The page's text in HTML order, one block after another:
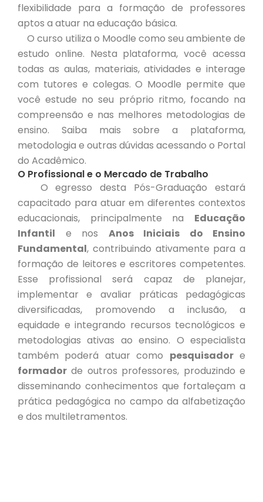
flexibilidade para a formação de professores
aptos a atuar na educação básica.
O curso utiliza o Moodle como seu ambiente de
estudo online. Nesta plataforma, você acessa
todas as aulas, materiais, atividades e interage
com tutores e colegas. O Moodle permite que
você estude no seu próprio ritmo, focando na
compreensão e nas melhores metodologias de
ensino. Saiba mais sobre a plataforma,
metodologia e outras dúvidas acessando o Portal
do Acadêmico.
O Profissional e o Mercado de Trabalho
O egresso desta Pós-Graduação estará
capacitado para atuar em diferentes contextos
educacionais, principalmente na Educação
Infantil e nos Anos Iniciais do Ensino
Fundamental, contribuindo ativamente para a
formação de leitores e escritores competentes.
Esse profissional será capaz de planejar,
implementar e avaliar práticas pedagógicas
diversificadas, promovendo a inclusão, a
equidade e integrando recursos tecnológicos e
metodologias ativas ao ensino. O especialista
também poderá atuar como pesquisadore
formador de outros professores, produzindo e
disseminando conhecimentos que fortaleçam a
prática pedagógica no campo da alfabetização
e dos multiletramentos.